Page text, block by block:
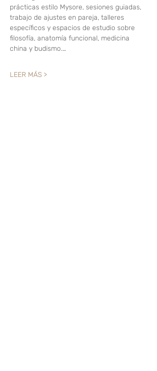
prácticas estilo Mysore, sesiones guiadas,
trabajo de ajustes en pareja, talleres
específicos y espacios de estudio sobre
filosofía, anatomía funcional, medicina
china y budismo.…
LEER MÁS >